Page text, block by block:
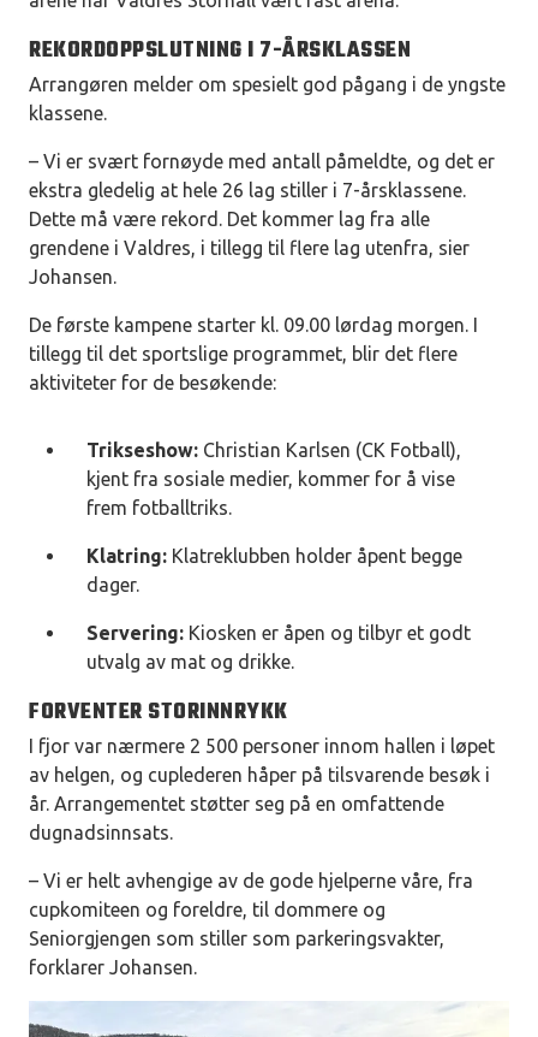
REKORDOPPSLUTNING I 7-ÅRSKLASSEN
Arrangøren melder om spesielt god pågang i de yngste
klassene.
– Vi er svært fornøyde med antall påmeldte, og det er
ekstra gledelig at hele 26 lag stiller i 7-årsklassene.
Dette må være rekord. Det kommer lag fra alle
grendene i Valdres, i tillegg til flere lag utenfra, sier
Johansen.
De første kampene starter kl. 09.00 lørdag morgen. I
tillegg til det sportslige programmet, blir det flere
aktiviteter for de besøkende:
Trikseshow: Christian Karlsen (CK Fotball),
kjent fra sosiale medier, kommer for å vise
frem fotballtriks.
Klatring: Klatreklubben holder åpent begge
dager.
Servering: Kiosken er åpen og tilbyr et godt
utvalg av mat og drikke.
FORVENTER STORINNRYKK
I fjor var nærmere 2 500 personer innom hallen i løpet
av helgen, og cuplederen håper på tilsvarende besøk i
år. Arrangementet støtter seg på en omfattende
dugnadsinnsats.
– Vi er helt avhengige av de gode hjelperne våre, fra
cupkomiteen og foreldre, til dommere og
Seniorgjengen som stiller som parkeringsvakter,
forklarer Johansen.